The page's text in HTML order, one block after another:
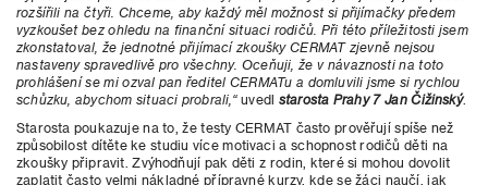
rozšířili na čtyři. Chceme, aby každý měl možnost si přijímačky předem
vyzkoušet bez ohledu na finanční situaci rodičů. Při této příležitosti jsem
zkonstatoval, že jednotné přijímací zkoušky CERMAT zjevně nejsou
nastaveny spravedlivě pro všechny. Oceňuji, že v návaznosti na toto
prohlášení se mi ozval pan ředitel CERMATu a domluvili jsme si rychlou
schůzku, abychom situaci probrali,“uvedl starosta Prahy 7 Jan Čižinský.
Starosta poukazuje na to, že testy CERMAT často prověřují spíše než
způsobilost dítěte ke studiu více motivaci a schopnost rodičů děti na
zkoušky připravit. Zvýhodňují pak děti z rodin, které si mohou dovolit
zaplatit často velmi nákladné přípravné kurzy, kde se žáci naučí, jak